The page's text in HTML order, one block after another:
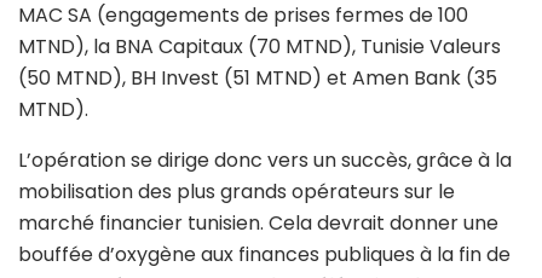
MAC SA (engagements de prises fermes de 100
MTND), la BNA Capitaux (70 MTND), Tunisie Valeurs
(50 MTND), BH Invest (51 MTND) et Amen Bank (35
MTND).
L’opération se dirige donc vers un succès, grâce à la
mobilisation des plus grands opérateurs sur le
marché financier tunisien. Cela devrait donner une
bouffée d’oxygène aux finances publiques à la fin de